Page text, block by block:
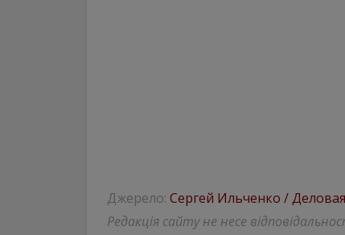
Джерело: Сергей Ильченко /
Редакція сайту не несе